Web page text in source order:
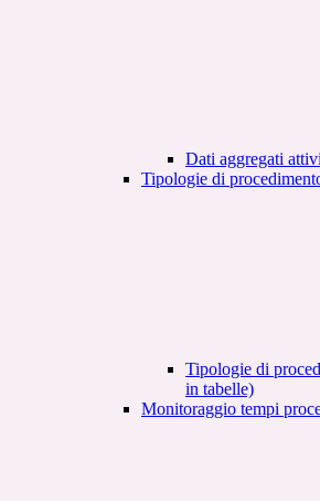
Dati aggregati
Tipologie di
Tipologie di
in tabelle)
Monitoraggio tempi